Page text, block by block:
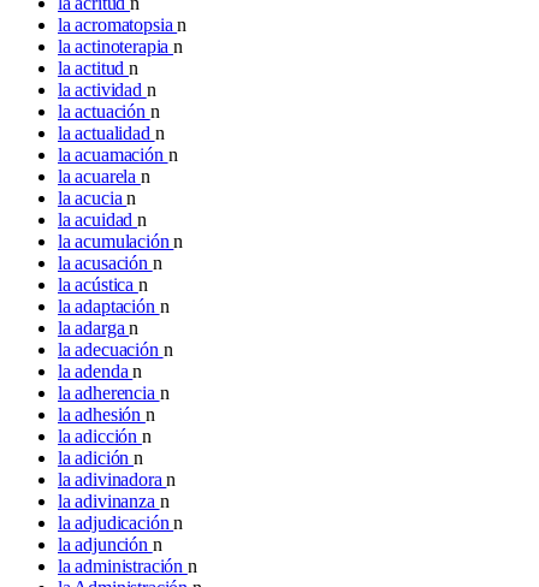
la acromatopsian
la actinoterapian
la actitudn
la actividad n
la actuación n
la actualidad n
la acuamación n
la acuarela n
la acucian
la acuidadn
la acumulaciónn
la acusación n
la acústica n
la adaptación n
la adargan
la adecuación n
la adendan
la adherencia n
la adhesión n
la adicción n
la adiciónn
la adivinadoran
la adivinanza n
la adjudicaciónn
la adjunción n
la administración n